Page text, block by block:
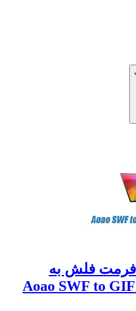
فرمت فلش به
تصاویر متحرک GIF با Aoao SWF to GIF